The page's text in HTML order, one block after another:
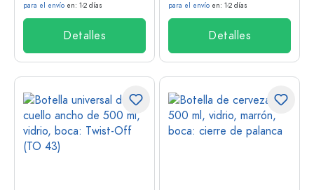
para el envío en: 1-2 días
Detalles
para el envío en: 1-2 días
Detalles